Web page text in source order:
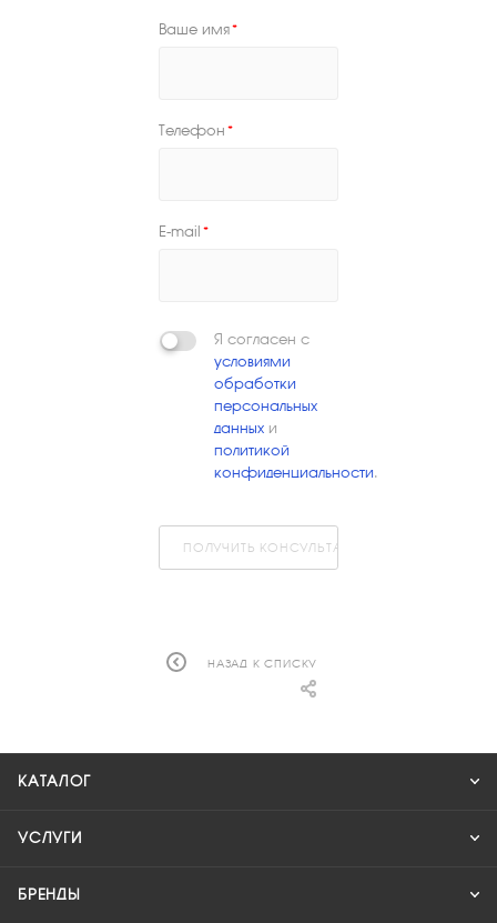
Ваше имя*
Телефон *
E-mail *
Я согласен с
условиями
обработки
персональных
данных и
политикой
конфиденциальности.
ПОЛУЧИТЬ КОНСУЛЬТАЦИЮ
НАЗАД К СПИСКУ
КАТАЛОГ
УСЛУГИ
БРЕНДЫ